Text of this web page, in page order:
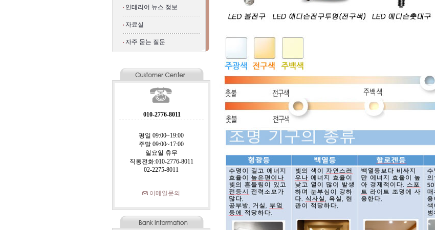
인테리어 뉴스 정보
자료실
자주 묻는 질문
010-2776-8011
평일 09:00~19:00
주말 09:00~17:00
일요일 휴무
직통전화:010-2776-8011
02-2275-8011
이메일문의